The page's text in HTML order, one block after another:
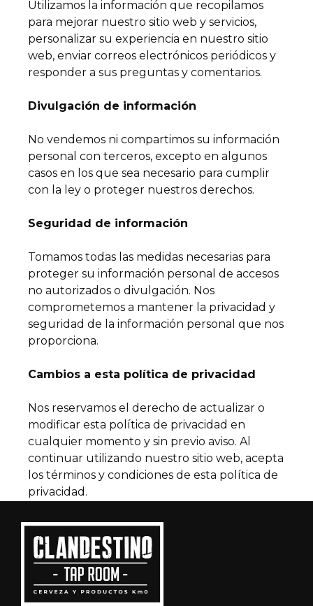
Utilizamos la información que recopilamos
para mejorar nuestro sitio web y servicios,
personalizar su experiencia en nuestro sitio
web, enviar correos electrónicos periódicos y
responder a sus preguntas y comentarios.
Divulgación de información
No vendemos ni compartimos su información
personal con terceros, excepto en algunos
casos en los que sea necesario para cumplir
con la ley o proteger nuestros derechos.
Seguridad de información
Tomamos todas las medidas necesarias para
proteger su información personal de accesos
no autorizados o divulgación. Nos
comprometemos a mantener la privacidad y
seguridad de la información personal que nos
proporciona.
Cambios a esta política de privacidad
Nos reservamos el derecho de actualizar o
modificar esta política de privacidad en
cualquier momento y sin previo aviso. Al
continuar utilizando nuestro sitio web, acepta
los términos y condiciones de esta política de
privacidad.